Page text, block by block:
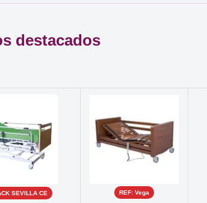
destacados
SEVILLA CE REF: Vega